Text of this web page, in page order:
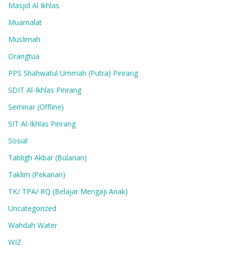
Masjid Al Ikhlas
Muamalat
Muslimah
Orangtua
PPS Shahwatul Ummah (Putra) Pinrang
SDIT Al-Ikhlas Pinrang
Seminar (Offline)
SIT Al-Ikhlas Pinrang
Sosial
Tabligh Akbar (Bulanan)
Taklim (Pekanan)
TK/ TPA/ RQ (Belajar Mengaji Anak)
Uncategorized
Wahdah Water
WIZ